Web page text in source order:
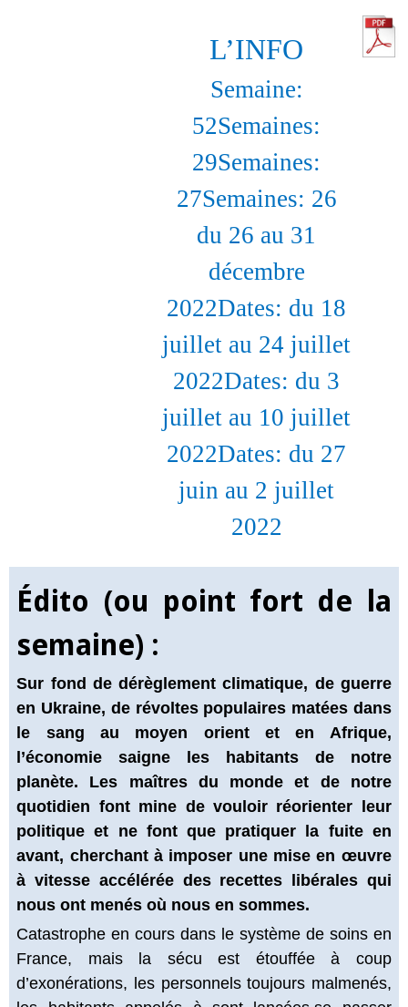
L’INFO
Semaine:
52Semaines:
29Semaines:
27Semaines: 26
du 26 au 31
décembre
2022Dates: du 18
juillet au 24 juillet
2022Dates: du 3
juillet au 10 juillet
2022Dates: du 27
juin au 2 juillet
2022
Édito (ou point fort de la
semaine) :
Sur fond de dérèglement climatique, de guerre
en Ukraine, de révoltes populaires matées dans
le sang au moyen orient et en Afrique,
l’économie saigne les habitants de notre
planète. Les maîtres du monde et de notre
quotidien font mine de vouloir réorienter leur
politique et ne font que pratiquer la fuite en
avant, cherchant à imposer une mise en œuvre
à vitesse accélérée des recettes libérales qui
nous ont menés où nous en sommes.
Catastrophe en cours dans le système de soins en
France, mais la sécu est étouffée à coup
d’exonérations, les personnels toujours malmenés,